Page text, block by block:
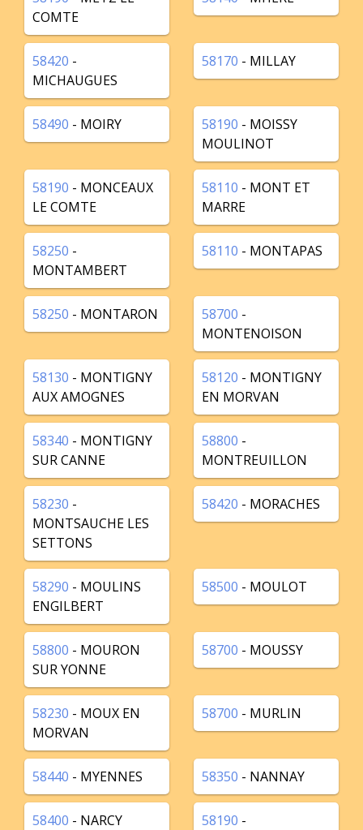
COMTE
58420 -
MICHAUGUES
58170 - MILLAY
58490 - MOIRY 58190 - MOISSY
MOULINOT
58190 - MONCEAUX
LE COMTE
58110 - MONT ET
MARRE
58250 -
MONTAMBERT
58110 - MONTAPAS
58250 - MONTARON 58700 -
MONTENOISON
58130 - MONTIGNY
AUX AMOGNES
58120 - MONTIGNY
EN MORVAN
58340 - MONTIGNY
SUR CANNE
58800 -
MONTREUILLON
58230 -
MONTSAUCHE LES
SETTONS
58420 - MORACHES
58290 - MOULINS
ENGILBERT
58500 - MOULOT
58800 - MOURON
SUR YONNE
58700 - MOUSSY
58230 - MOUX EN
MORVAN
58700 - MURLIN
58440 - MYENNES 58350 - NANNAY
58400 - NARCY 58190 -